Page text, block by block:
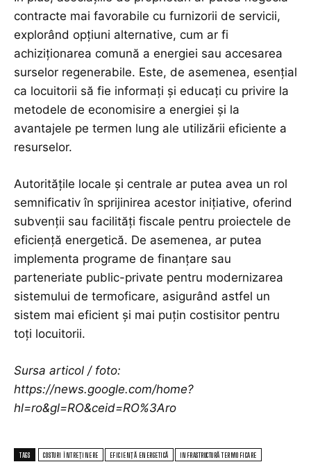
contracte mai favorabile cu furnizorii de servicii,
explorând opțiuni alternative, cum ar fi
achiziționarea comună a energiei sau accesarea
surselor regenerabile. Este, de asemenea, esențial
ca locuitorii să fie informați și educați cu privire la
metodele de economisire a energiei și la
avantajele pe termen lung ale utilizării eficiente a
resurselor.
Autoritățile locale și centrale ar putea avea un rol
semnificativ în sprijinirea acestor inițiative, oferind
subvenții sau facilități fiscale pentru proiectele de
eficiență energetică. De asemenea, ar putea
implementa programe de finanțare sau
parteneriate public-private pentru modernizarea
sistemului de termoficare, asigurând astfel un
sistem mai eficient și mai puțin costisitor pentru
toți locuitorii.
Sursa articol / foto:
https://news.google.com/home?
hl=ro&gl=RO&ceid=RO%3Aro
TAGS COSTURI ÎNTREȚINERE EFICIENȚĂ ENERGETICĂ INFRASTRUCTURĂ TERMOFICARE